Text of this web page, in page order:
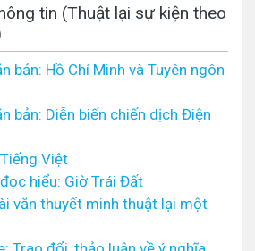
tin (Thuật lại sự kiện theo
bản: Hồ Chí Minh và Tuyên ngôn
bản: Diễn biến chiến dịch Điện
Việt
hiểu: Giờ Trái Đất
văn thuyết minh thuật lại một